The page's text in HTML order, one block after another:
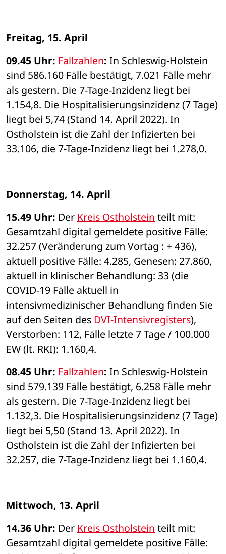
Freitag, 15. April
09.45 Uhr: Fallzahlen: In Schleswig-Holstein
sind 586.160 Fälle bestätigt, 7.021 Fälle mehr
als gestern. Die 7-Tage-Inzidenz liegt bei
1.154,8. Die Hospitalisierungsinzidenz (7 Tage)
liegt bei 5,74 (Stand 14. April 2022). In
Ostholstein ist die Zahl der Infizierten bei
33.106, die 7-Tage-Inzidenz liegt bei 1.278,0.
Donnerstag, 14. April
15.49 Uhr: Der Kreis Ostholstein teilt mit:
Gesamtzahl digital gemeldete positive Fälle:
32.257 (Veränderung zum Vortag : + 436),
aktuell positive Fälle: 4.285, Genesen: 27.860,
aktuell in klinischer Behandlung: 33 (die
COVID-19 Fälle aktuell in
intensivmedizinischer Behandlung finden Sie
auf den Seiten des DVI-Intensivregisters),
Verstorben: 112, Fälle letzte 7 Tage / 100.000
EW (lt. RKI): 1.160,4.
08.45 Uhr: Fallzahlen: In Schleswig-Holstein
sind 579.139 Fälle bestätigt, 6.258 Fälle mehr
als gestern. Die 7-Tage-Inzidenz liegt bei
1.132,3. Die Hospitalisierungsinzidenz (7 Tage)
liegt bei 5,50 (Stand 13. April 2022). In
Ostholstein ist die Zahl der Infizierten bei
32.257, die 7-Tage-Inzidenz liegt bei 1.160,4.
Mittwoch, 13. April
14.36 Uhr: Der Kreis Ostholstein teilt mit:
Gesamtzahl digital gemeldete positive Fälle: